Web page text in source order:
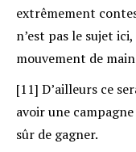
extrêmement
n’est pas le sujet
mouvement de
[11] D’ailleurs ce
avoir une
sûr de gagner.